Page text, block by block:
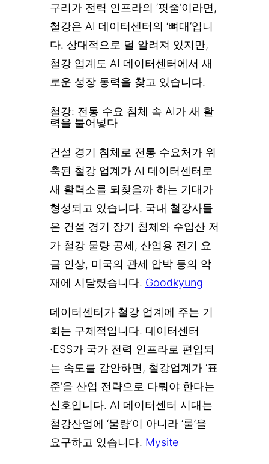
구리가 전력 인프라의 ‘핏줄’이라면,
철강은 AI 데이터센터의 ‘뼈대’입니
다. 상대적으로 덜 알려져 있지만,
철강 업계도 AI 데이터센터에서 새
로운 성장 동력을 찾고 있습니다.
철강: 전통 수요 침체 속 AI가 새 활
력을 불어넣다
건설 경기 침체로 전통 수요처가 위
축된 철강 업계가 AI 데이터센터로
새 활력소를 되찾을까 하는 기대가
형성되고 있습니다. 국내 철강사들
은 건설 경기 장기 침체와 수입산 저
가 철강 물량 공세, 산업용 전기 요
금 인상, 미국의 관세 압박 등의 악
재에 시달렸습니다. Goodkyung
데이터센터가 철강 업계에 주는 기
회는 구체적입니다. 데이터센터
·ESS가 국가 전력 인프라로 편입되
는 속도를 감안하면, 철강업계가 ‘표
준’을 산업 전략으로 다뤄야 한다는
신호입니다. AI 데이터센터 시대는
철강산업에 ‘물량’이 아니라 ‘룰’을
요구하고 있습니다. Mysite